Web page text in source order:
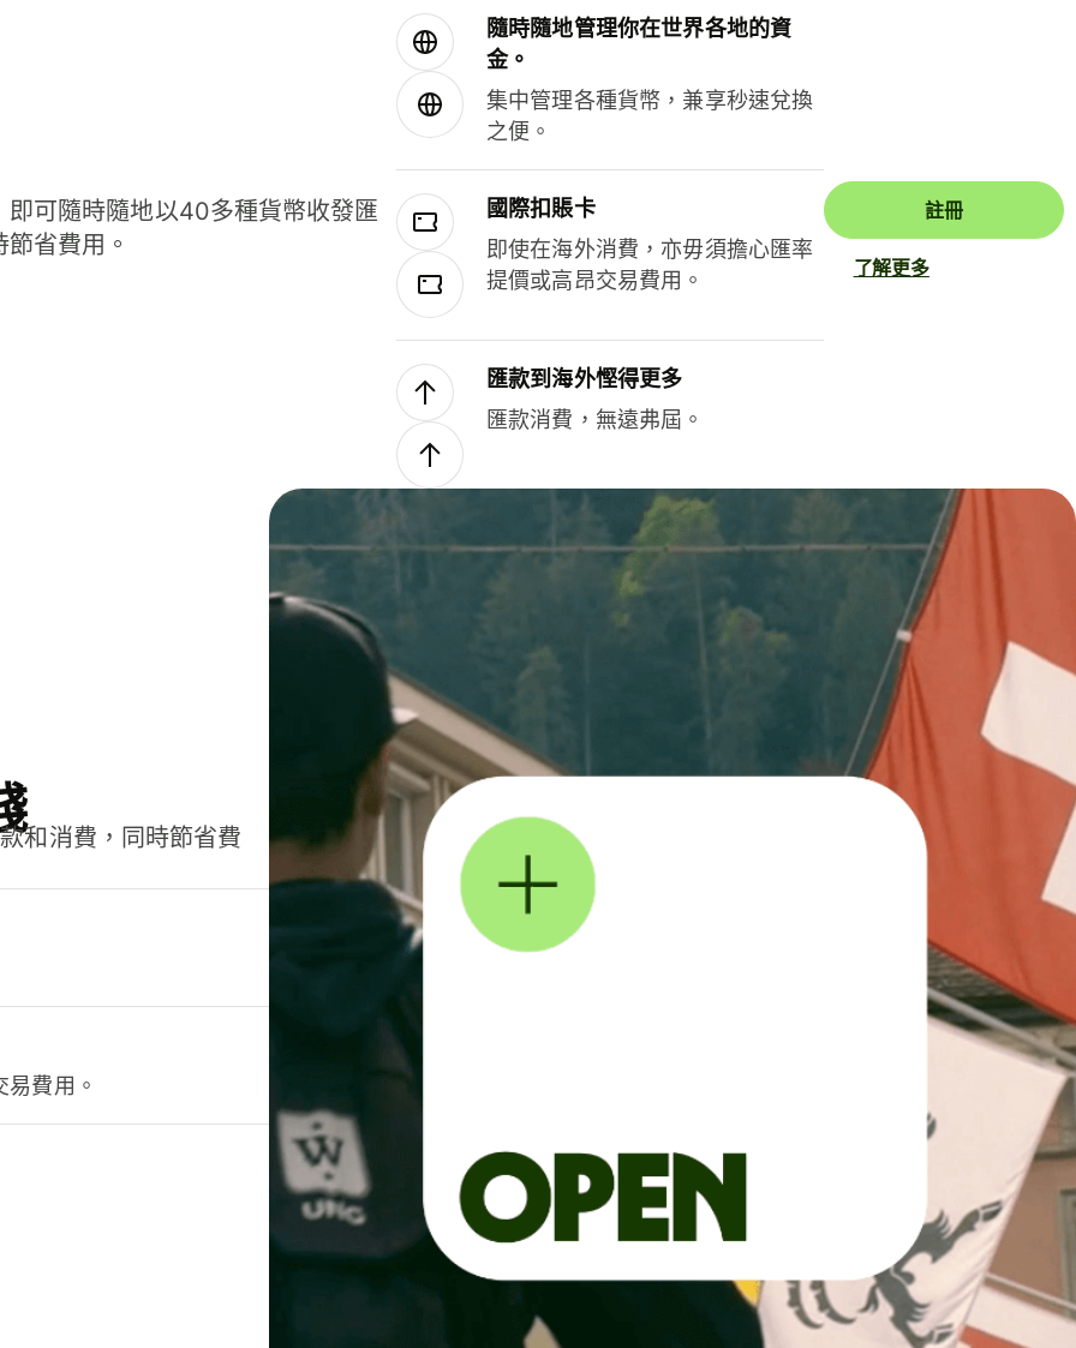
即可隨時隨地以40多種貨幣收發匯
省費用。
隨時隨地管理你在世界各地的資
金。
集中管理各種貨幣，兼享秒速兌換
之便。
國際扣賬卡
即使在海外消費，亦毋須擔心匯率
提價或高昂交易費用。
匯款到海外慳得更多
匯款消費，無遠弗屆。
註冊
了解更多
和消費，同時節省費
費用。